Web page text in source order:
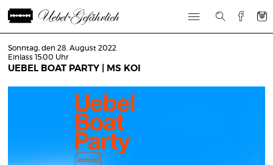
Sonntag, den 28. August 2022
Einlass 15:00 Uhr
UEBEL BOAT PARTY | MS KOI